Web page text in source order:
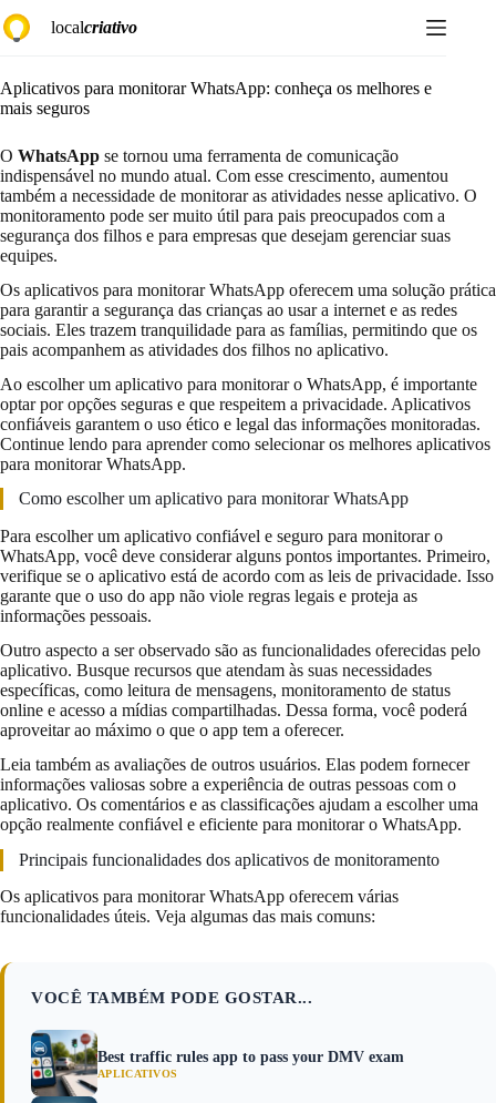
para
localcriativo
Aplicativos para monitorar WhatsApp: conheça os melhores e
mais seguros
O WhatsApp se tornou uma ferramenta de comunicação
indispensável no mundo atual. Com esse crescimento, aumentou
também a necessidade de monitorar as atividades nesse aplicativo. O
monitoramento pode ser muito útil para pais preocupados com a
segurança dos filhos e para empresas que desejam gerenciar suas
equipes.
Os aplicativos para monitorar WhatsApp oferecem uma solução prática
para garantir a segurança das crianças ao usar a internet e as redes
sociais. Eles trazem tranquilidade para as famílias, permitindo que os
pais acompanhem as atividades dos filhos no aplicativo.
Ao escolher um aplicativo para monitorar o WhatsApp, é importante
optar por opções seguras e que respeitem a privacidade. Aplicativos
confiáveis garantem o uso ético e legal das informações monitoradas.
Continue lendo para aprender como selecionar os melhores aplicativos
para monitorar WhatsApp.
Como escolher um aplicativo para monitorar WhatsApp
Para escolher um aplicativo confiável e seguro para monitorar o
WhatsApp, você deve considerar alguns pontos importantes. Primeiro,
verifique se o aplicativo está de acordo com as leis de privacidade. Isso
garante que o uso do app não viole regras legais e proteja as
informações pessoais.
Outro aspecto a ser observado são as funcionalidades oferecidas pelo
aplicativo. Busque recursos que atendam às suas necessidades
específicas, como leitura de mensagens, monitoramento de status
online e acesso a mídias compartilhadas. Dessa forma, você poderá
aproveitar ao máximo o que o app tem a oferecer.
Leia também as avaliações de outros usuários. Elas podem fornecer
informações valiosas sobre a experiência de outras pessoas com o
aplicativo. Os comentários e as classificações ajudam a escolher uma
opção realmente confiável e eficiente para monitorar o WhatsApp.
Principais funcionalidades dos aplicativos de monitoramento
Os aplicativos para monitorar WhatsApp oferecem várias
funcionalidades úteis. Veja algumas das mais comuns:
VOCÊ TAMBÉM PODE GOSTAR...
Best traffic rules app to pass your DMV exam
APLICATIVOS